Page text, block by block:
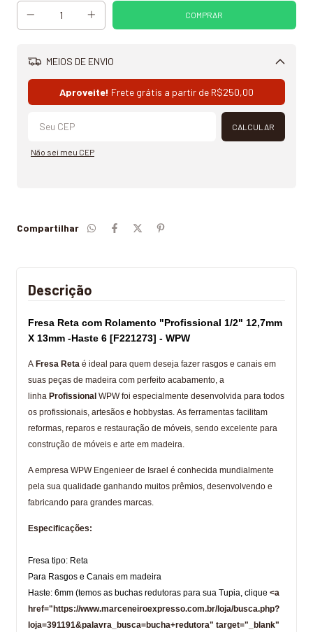
MEIOS DE ENVIO
Aproveite! Frete grátis a partir de R$250,00
CALCULAR
Não sei meu CEP
Compartilhar
Descrição
Fresa Reta com Rolamento "Profissional 1/2" 12,7mm
X 13mm -Haste 6 [F221273] - WPW
A Fresa Reta é ideal para quem deseja fazer rasgos e canais em
suas peças de madeira com perfeito acabamento, a
linha Profissional WPW foi especialmente desenvolvida para todos
os profissionais, artesãos e hobbystas. As ferramentas facilitam
reformas, reparos e restauração de móveis, sendo excelente para
construção de móveis e arte em madeira.
A empresa WPW Engenieer de Israel é conhecida mundialmente
pela sua qualidade ganhando muitos prêmios, desenvolvendo e
fabricando para grandes marcas.
Especificações:
Fresa tipo: Reta
Para Rasgos e Canais em madeira
Haste: 6mm (temos as buchas redutoras para sua Tupia, clique <a
href="https://www.marceneiroexpresso.com.br/loja/busca.php?
loja=391191&palavra_busca=bucha+redutora" target="_blank"